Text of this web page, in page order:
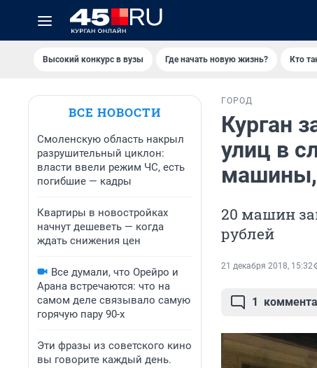
Высокий конкурс в вузы Где начать новую жизнь? Кто
ВСЕ НОВОСТИ
Смоленскую область накрыл
разрушительный циклон:
власти ввели режим ЧС, есть
погибшие — кадры
Квартиры в новостройках
начнут дешеветь — когда
ждать снижения цен
Все думали, что Орейро и
Арана встречаются: что на
самом деле связывало самую
горячую пару 90-х
Эти фразы из советского кино
вы говорите каждый день.
ГОРОД
Курган
улиц в
20 машин
рублей
21 декабря 2018, 15:32
1